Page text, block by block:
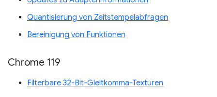
Quantisierung von Zeitstempelabfragen
Bereinigung von Funktionen
Chrome 119
Filterbare 32-Bit-Gleitkomma-Texturen